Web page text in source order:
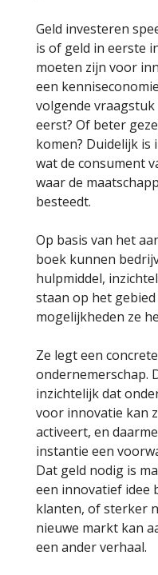
Geld investeren
is of geld in eerste
moeten zijn voor
een
volgende
eerst? Of beter
komen? Duidelijk is
wat de consument
waar de
besteedt.
Op basis van het
boek kunnen
hulpmiddel,
staan op het
mogelijkheden ze
Ze legt een
ondernemerschap.
inzichtelijk dat
voor innovatie kan
activeert, en
instantie een
Dat geld nodig is
een innovatief idee
klanten, of sterker
nieuwe markt kan
een ander verhaal.